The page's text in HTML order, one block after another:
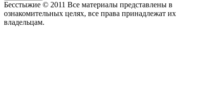
Бесстыжие © 2011 Все материалы представлены в
ознакомительных целях, все права принадлежат их
владельцам.